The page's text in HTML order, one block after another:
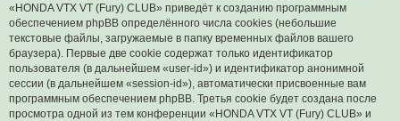
«HONDA VTX VT (Fury) CLUB» приведёт к созданию программным
обеспечением phpBB определённого числа cookies (небольшие
текстовые файлы, загружаемые в папку временных файлов вашего
браузера). Первые две cookie содержат только идентификатор
пользователя (в дальнейшем «user-id») и идентификатор анонимной
сессии (в дальнейшем «session-id»), автоматически присвоенные вам
программным обеспечением phpBB. Третья cookie будет создана после
просмотра одной из тем конференции «HONDA VTX VT (Fury) CLUB» и